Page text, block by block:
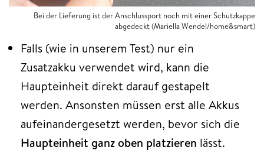
Bei der Lieferung ist der Anschlussport noch mit einer Schutzkappe
abgedeckt (Mariella Wendel/home&smart)
Falls (wie in unserem Test) nur ein
Zusatzakku verwendet wird, kann die
Haupteinheit direkt darauf gestapelt
werden. Ansonsten müssen erst alle Akkus
aufeinandergesetzt werden, bevor sich die
Haupteinheit ganz oben platzieren lässt.